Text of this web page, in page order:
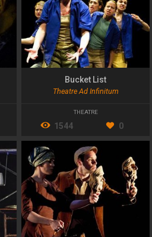
Bucket List
Theatre Ad Infinitum
THEATRE
1544 0